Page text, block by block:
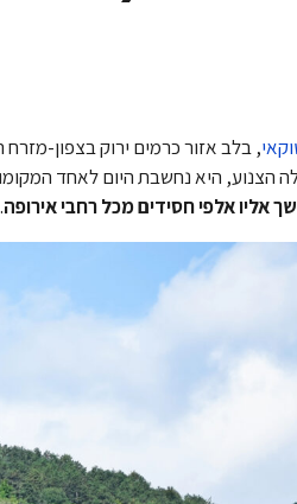
, בלב אזור כרמים ירוק בצפון-מזרח
הצנוע, היא נחשבת היום לאחד
אליו אלפי חסידים מכל רחבי אירופה.